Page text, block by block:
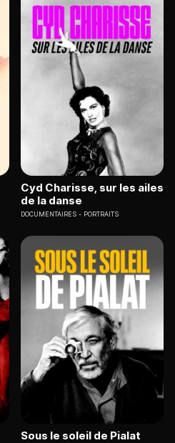
Cyd Charisse, sur les ailes
de la danse
DOCUMENTAIRES PORTRAITS
Sous le soleil de Pialat